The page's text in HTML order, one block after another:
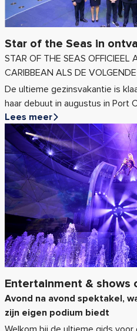
Star of the Seas in
STAR OF THE SEAS OFFICIEEL
CARIBBEAN ALS DE
De ultieme gezinsvakantie is
haar debuut in augustus in Port
Lees meer
Entertainment & shows
Avond na avond spektakel,
zijn eigen podium biedt